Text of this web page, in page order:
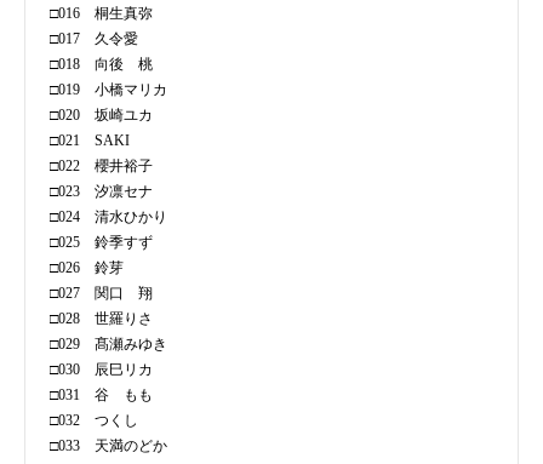
□016 桐生真弥
□017 久令愛
□018 向後 桃
□019 小橋マリカ
□020 坂崎ユカ
□021 SAKI
□022 櫻井裕子
□023 汐凛セナ
□024 清水ひかり
□025 鈴季すず
□026 鈴芽
□027 関口 翔
□028 世羅りさ
□029 髙瀬みゆき
□030 辰巳リカ
□031 谷 もも
□032 つくし
□033 天満のどか